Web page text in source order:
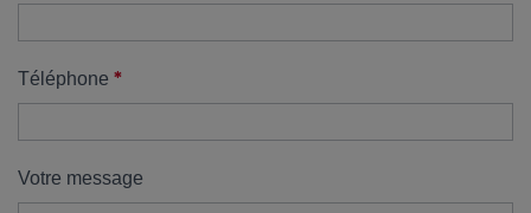
DÉCISION
!
de
démarrage
:
Téléphone *
Votre message